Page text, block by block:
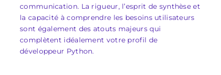
communication. La rigueur, l’esprit de synthèse et
la capacité à comprendre les besoins utilisateurs
sont également des atouts majeurs qui
complètent idéalement votre profil de
développeur Python.